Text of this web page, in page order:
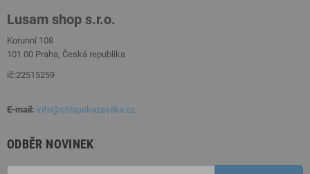
Lusam shop s.r.o.
Korunní 108
101 00 Praha, Česká republika
ič:22515259
E-mail: info@chlapskazasilka.cz
ODBĚR NOVINEK